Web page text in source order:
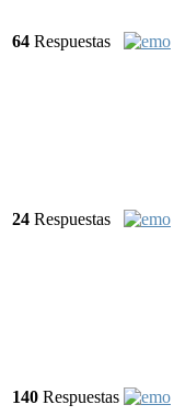
64 Respuestas
24 Respuestas
140 Respuestas